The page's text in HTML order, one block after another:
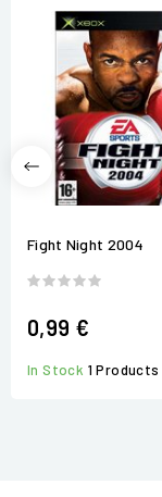
Fight Night 2004
0,99 €
In Stock 1 Products